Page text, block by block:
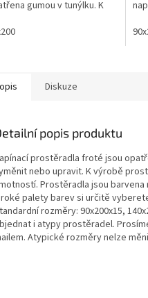
gumou v tunýlku. K
kvalitní froté tkanina
Diskuze
popis produktu
prostěradlafroté jsou
nebo upravit. K výrobě
Prostěradla jsou
palety barev si určitě
rozměry: 90x200x15,
i atypy prostěradel.
Atypické rozměry nelze